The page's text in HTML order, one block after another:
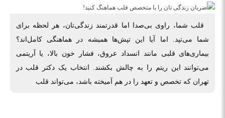
قلب شما، راوی بی‌صدا اما قدرتمند زندگی‌تان، هر لحظه برای
شما می‌تپد. اما آیا این تپش‌ها همیشه در هماهنگی کامل‌اند؟
بیماری‌های قلبی مانند انسداد عروق، فشار خون بالا، یا آریتمی
می‌توانند این ریتم را به چالش بکشند. انتخاب یک دکتر قلب در
تهران که تخصص و تعهد را در هم آمیخته باشد، می‌تواند قلب